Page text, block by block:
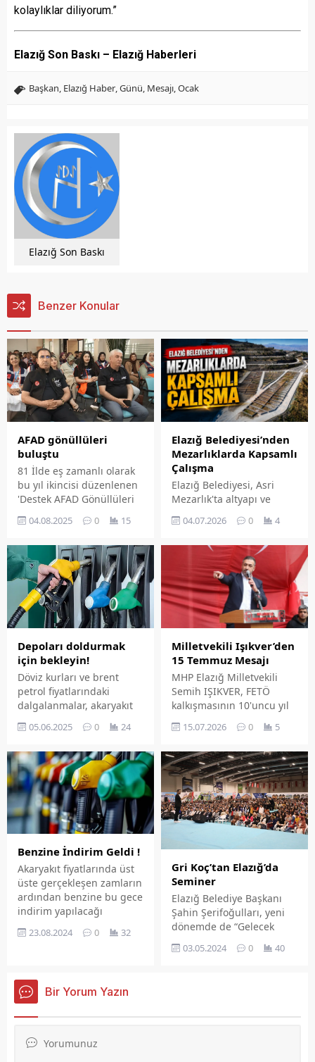
kolaylıklar diliyorum.”
Elazığ Son Baskı – Elazığ Haberleri
Başkan, Elazığ Haber,Günü, Mesajı,Ocak
Elazığ Son Baskı
Benzer Konular
AFAD gönüllüleri
buluştu
81 İlde eş zamanlı olarak
bu yıl ikincisi düzenlenen
'Destek AFAD Gönüllüleri
Buluşuyor' programı,
Elâzığ'da İpekyolu Gençlik
Programda, afet bilincinin
yaygınlaştırılması ve
gönüllülük faaliyetlerinin
güçlendirilmesi konuları
ele alındı.
04.08.2025 0 15
Elazığ Belediyesi’nden
Mezarlıklarda Kapsamlı
Çalışma
Elazığ Belediyesi, Asri
Mezarlık'ta altyapı ve
çevre düzenleme
çalışmalarını aralıksız
04.07.2026 0 4
Depoları doldurmak
için bekleyin!
Döviz kurları ve brent
petrol fiyatlarındaki
dalgalanmalar, akaryakıt
fiyatlarına yansımaya
devam ediyor.
05.06.2025 0 24
Milletvekili Işıkver’den
15 Temmuz Mesajı
MHP Elazığ Milletvekili
Semih IŞIKVER, FETÖ
kalkışmasının 10'uncu yıl
değerlendirmede 'Her
sulanmış bu kutsal vatan
toprağı 15 Temmuz 2016
tarihinde bir işgal girişimi
ile karşı karşıya kalmış,
ancak aziz milletimizin
milli birlik duyguları ve
geçit vermemiştir' dedi.
15.07.2026 0 5
Benzine İndirim Geldi !
Akaryakıt fiyatlarında üst
üste gerçekleşen zamların
ardından benzine bu gece
indirim yapılacağı
öğrenildi. Litre fiyatına 1
lira 46 kuruş indirim
23.08.2024 0 32
Gri Koç’tan Elazığ’da
Seminer
Elazığ Belediye Başkanı
Şahin Şerifoğulları, yeni
dönemde de “Gelecek
Sensin” projesi ile
gençlere hizmeti
03.05.2024 0 40
Bir Yorum Yazın